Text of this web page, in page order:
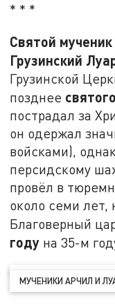
* * *
Святой
Грузинский
Грузинской
позднее
пострадал за
он одержал
войсками),
персидскому
провёл в
около семи лет,
Благоверный
году на 35-м
МУЧЕНИКИ АРЧИЛ И